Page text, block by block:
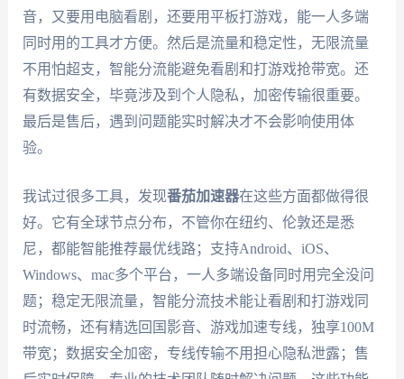
音，又要用电脑看剧，还要用平板打游戏，能一人多端
同时用的工具才方便。然后是流量和稳定性，无限流量
不用怕超支，智能分流能避免看剧和打游戏抢带宽。还
有数据安全，毕竟涉及到个人隐私，加密传输很重要。
最后是售后，遇到问题能实时解决才不会影响使用体
验。
我试过很多工具，发现番茄加速器在这些方面都做得很
好。它有全球节点分布，不管你在纽约、伦敦还是悉
尼，都能智能推荐最优线路；支持Android、iOS、
Windows、mac多个平台，一人多端设备同时用完全没问
题；稳定无限流量，智能分流技术能让看剧和打游戏同
时流畅，还有精选回国影音、游戏加速专线，独享100M
带宽；数据安全加密，专线传输不用担心隐私泄露；售